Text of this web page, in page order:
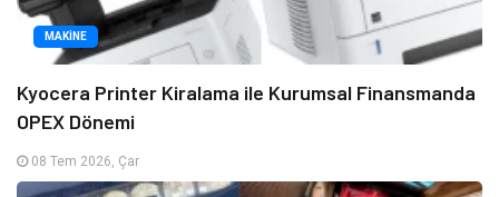
MAKINE
Kyocera Printer Kiralama ile Kurumsal Finansmanda
OPEX Dönemi
08 Tem 2026, Çar